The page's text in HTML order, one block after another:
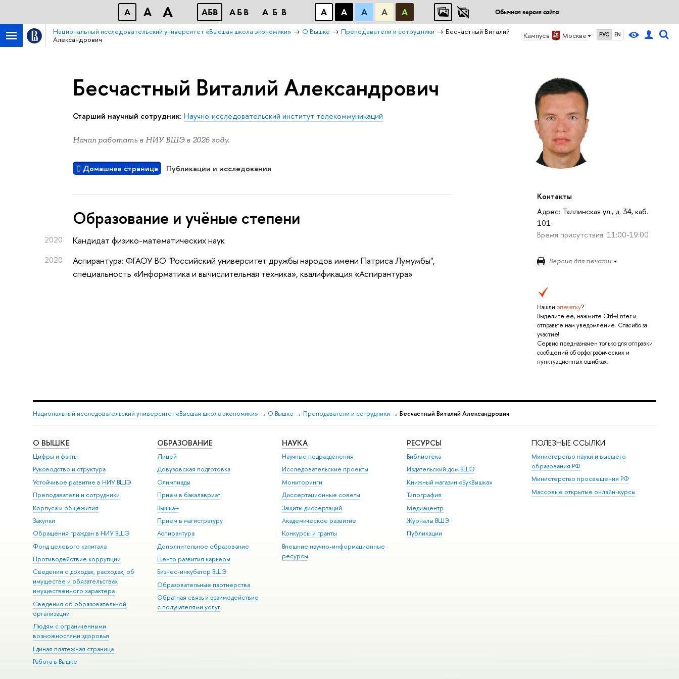
A A A АБB АБB АБB А А А А А Обычная версия сайта
Кампус в Москве РУС EN
Национальный исследовательский университет «Высшая школа экономики» О Вышке Преподаватели и сотрудники
Бесчастный Виталий
Александрович
Контакты
Адрес: Таллинская ул., д. 34, каб.
101
Время присутствия: 11:00-19:00
Версия для печати
Нашли опечатку?
Выделите её, нажмите Ctrl+Enter и
отправьте нам уведомление. Спасибо за
участие!
Сервис предназначен только для отправки
сообщений об орфографических и
пунктуационных ошибках.
Бесчастный Виталий Александрович
Старший научный сотрудник: Научно-исследовательский институт телекоммуникаций
Начал работать в НИУ ВШЭ в 2026 году.
Домашняя страница Публикации и исследования
Oбразование и учёные степени
2020 Кандидат физико-математических наук
2020
Аспирантура: ФГАОУ ВО "Российский университет дружбы народов имени Патриса Лумумбы",
специальность «Информатика и вычислительная техника», квалификация «Аспирантура»
Национальный исследовательский университет «Высшая школа экономики» → О Вышке → Преподаватели и сотрудники → Бесчастный Виталий Александрович
О ВЫШКЕ
Цифры и факты
Руководство и структура
Устойчивое развитие в НИУ ВШЭ
Преподаватели и сотрудники
Корпуса и общежития
Закупки
Обращения граждан в НИУ ВШЭ
Фонд целевого капитала
Противодействие коррупции
Сведения о доходах, расходах, об
имуществе и обязательствах
имущественного характера
Сведения об образовательной
организации
Людям с ограниченными
возможностями здоровья
Единая платежная страница
Работа в Вышке
ОБРАЗОВАНИЕ
Лицей
Довузовская подготовка
Олимпиады
Прием в бакалавриат
Вышка+
Прием в магистратуру
Аспирантура
Дополнительное образование
Центр развития карьеры
Бизнес-инкубатор ВШЭ
Образовательные партнерства
Обратная связь и взаимодействие
с получателями услуг
НАУКА
Научные подразделения
Исследовательские проекты
Мониторинги
Диссертационные советы
Защиты диссертаций
Академическое развитие
Конкурсы и гранты
Внешние научно-информационные
ресурсы
РЕСУРСЫ
Библиотека
Издательский дом ВШЭ
Книжный магазин «БукВышка»
Типография
Медиацентр
Журналы ВШЭ
Публикации
ПОЛЕЗНЫЕ ССЫЛКИ
Министерство науки и высшего
образования РФ
Министерство просвещения РФ
Массовые открытые онлайн-курсы